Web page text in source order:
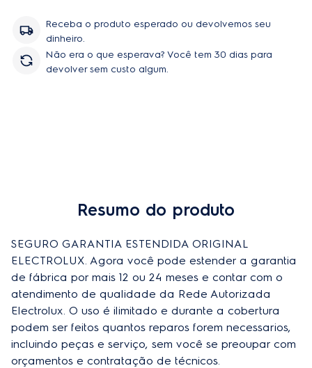
Receba o produto esperado ou devolvemos seu
dinheiro.
Não era o que esperava? Você tem 30 dias para
devolver sem custo algum.
Resumo do produto
SEGURO GARANTIA ESTENDIDA ORIGINAL
ELECTROLUX. Agora você pode estender a garantia
de fábrica por mais 12 ou 24 meses e contar com o
atendimento de qualidade da Rede Autorizada
Electrolux. O uso é ilimitado e durante a cobertura
podem ser feitos quantos reparos forem necessarios,
incluindo peças e serviço, sem você se preoupar com
orçamentos e contratação de técnicos.